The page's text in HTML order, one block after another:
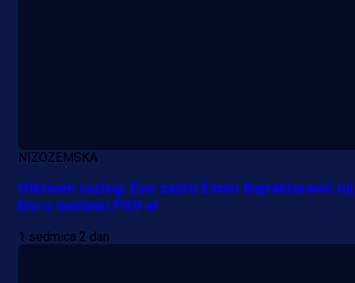
A Selekcija
Lukić seli u Bundesligu? Dva
NIZOZEMSKA
Otkriven razlog: Evo zašto Esmir Bajraktarević
bio u sastavu PSV-a!
1 sedmica 2 dan